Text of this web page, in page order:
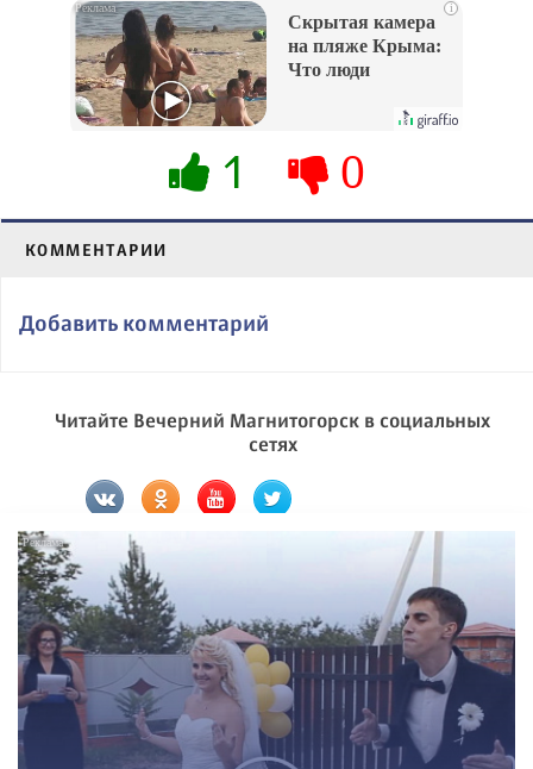
i
Скрытая камера
на пляже Крыма:
Что люди
их не видят...
1 0
КОММЕНТАРИИ
Добавить комментарий
Читайте Вечерний Магнитогорск в социальных
сетях